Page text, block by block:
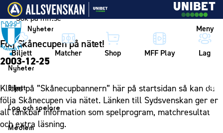
Vidare till innehållet
Nyheter Meny
Biljett Matcher Shop MFF Play Lag
Nyheter
Nyheter
Kalender
Biljett
Biljett
Årskort herr
Lag och spelare
Lag
Medlem
Följ Skånecupen på nätet!
2003-12-25
Klicka på ”Skånecupbannern” här på startsidan så kan du
följa Skånecupen via nätet. Länken till Sydsvenskan ger er
all tänkbar information som spelprogram, matchresultat
och extra läsning.